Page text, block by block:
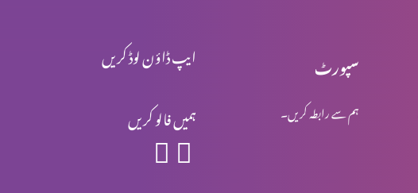
ایپ ڈاؤن لوڈ کریں
ہمیں فالو کریں
سپورٹ
ہم سے رابطہ کریں۔